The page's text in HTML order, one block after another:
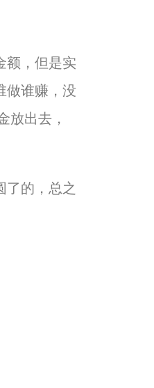
额，但是实
做谁赚，没
放出去，
了的，总之